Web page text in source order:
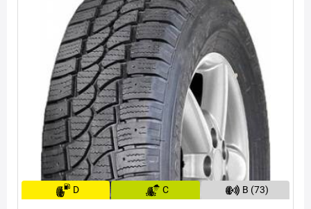
D C B (73)